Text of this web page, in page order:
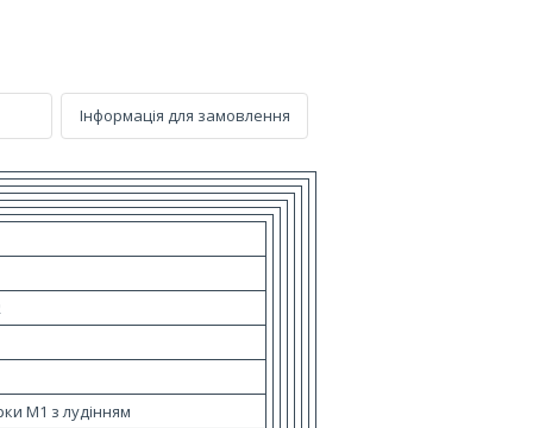
Інформація для замовлення
М1 з лудінням